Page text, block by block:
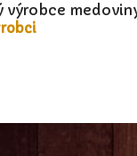
výrobce